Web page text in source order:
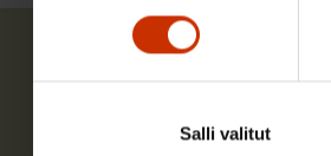
Salli valitut